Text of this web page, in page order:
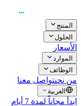
المنتج
الحلول
الأسعار
الموارد
الوظائف
من نحنتواصل معنا
العربية
ابدأ مجاناً لمدة 7 أيام